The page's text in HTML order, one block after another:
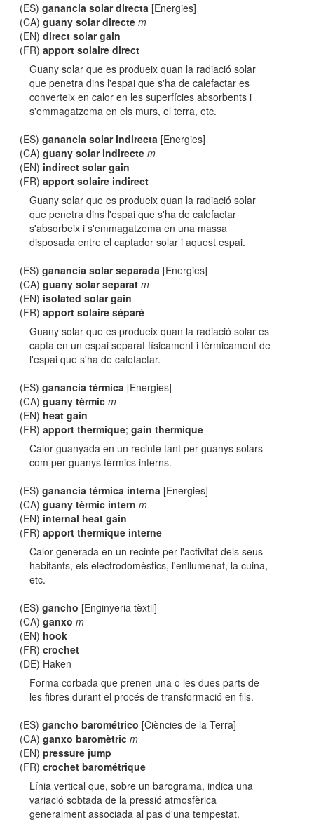
(ES)ganancia solar directa [Energies]
(CA)guany solar directe m
(EN)direct solar gain
(FR)apport solaire direct
Guany solar que es produeix quan la radiació solar
que penetra dins l'espai que s'ha de calefactar es
converteix en calor en les superfícies absorbents i
s'emmagatzema en els murs, el terra, etc.
(ES)ganancia solar indirecta [Energies]
(CA)guany solar indirecte m
(EN) indirect solar gain
(FR)apport solaire indirect
Guany solar que es produeix quan la radiació solar
que penetra dins l'espai que s'ha de calefactar
s'absorbeix i s'emmagatzema en una massa
disposada entre el captador solar i aquest espai.
(ES)ganancia solar separada [Energies]
(CA)guany solar separat m
(EN) isolated solar gain
(FR)apport solaire séparé
Guany solar que es produeix quan la radiació solar es
capta en un espai separat físicament i tèrmicament de
l'espai que s'ha de calefactar.
(ES)ganancia térmica [Energies]
(CA)guany tèrmic m
(EN) heat gain
(FR)apport thermique;gain thermique
Calor guanyada en un recinte tant per guanys solars
com per guanys tèrmics interns.
(ES)ganancia térmica interna [Energies]
(CA)guany tèrmic intern m
(EN) internal heat gain
(FR)apport thermique interne
Calor generada en un recinte per l'activitat dels seus
habitants, els electrodomèstics, l'enllumenat, la cuina,
etc.
(ES)gancho [Enginyeria tèxtil]
(CA)ganxo m
(EN) hook
(FR)crochet
(DE) Haken
Forma corbada que prenen una o les dues parts de
les fibres durant el procés de transformació en fils.
(ES)gancho barométrico [Ciències de la Terra]
(CA)ganxo baromètric m
(EN)pressure jump
(FR)crochet barométrique
Línia vertical que, sobre un barograma, indica una
variació sobtada de la pressió atmosfèrica
generalment associada al pas d'una tempestat.